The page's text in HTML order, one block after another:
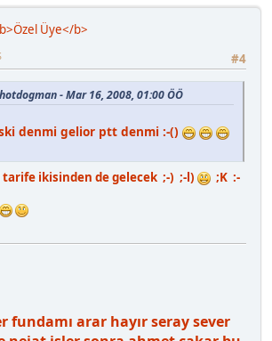
Üye</b>
#4
- Mar 16, 2008, 01:00 ÖÖ
denmi gelior ptt denmi :-()
tarife ikisinden de gelecek ;-) ;-l)
;K :-
fundamı arar hayır seray sever